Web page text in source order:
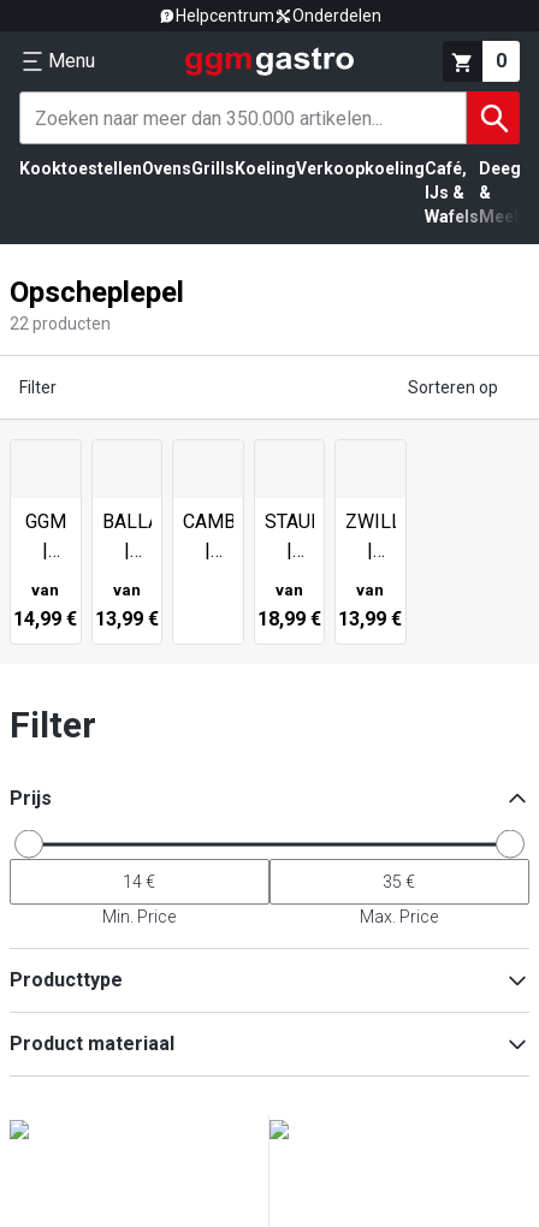
Helpcentrum Onderdelen
Menu 0
KooktoestellenOvensGrills KoelingVerkoopkoelingCafé,
IJs &
Wafels
Deeg
&
Meel
Opscheplepel
22 producten
Filter Sorteren op
GGM
|
van
14,99 €
BALLARINI
|
van
13,99 €
CAMBRO
|
STAUB
|
van
18,99 €
ZWILLING
|
van
13,99 €
Filter
Prijs
Min. Price Max. Price
Producttype
Pollepel(10)
Product materiaal